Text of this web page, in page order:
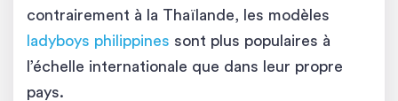
contrairement à la Thaïlande, les modèles
ladyboys philippines sont plus populaires à
l’échelle internationale que dans leur propre
pays.